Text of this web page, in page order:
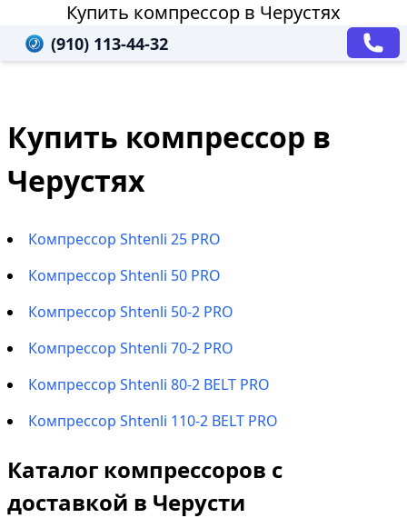
Купить компрессор в Черустях
(910) 113-44-32
Купить компрессор в
Черустях
Компрессор Shtenli 25 PRO
Компрессор Shtenli 50 PRO
Компрессор Shtenli 50-2 PRO
Компрессор Shtenli 70-2 PRO
Компрессор Shtenli 80-2 BELT PRO
Компрессор Shtenli 110-2 BELT PRO
Каталог компрессоров с
доставкой в Черусти